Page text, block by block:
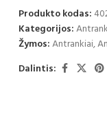
Produkto kodas:
Kategorijos:
Žymos:Antrankiai,
Dalintis: